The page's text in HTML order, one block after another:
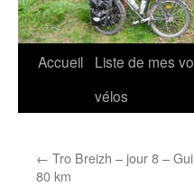
Accueil
Liste de mes
vélos
← Tro Breizh – jour 8 –
80 km